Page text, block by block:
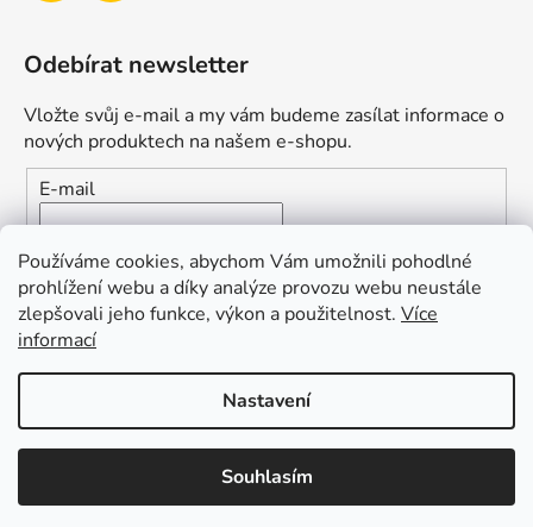
Používáme cookies, abychom Vám umožnili pohodlné
prohlížení webu a díky analýze provozu webu neustále
zlepšovali jeho funkce, výkon a použitelnost. Více
informací
Nastavení
Souhlasím
Odebírat newsletter
Vložte svůj e-mail a my vám budeme zasílat informace o
nových produktech na našem e-shopu.
E-mail
Vložením e-mailu souhlasíte s
podmínkami ochrany
osobních údajů
PŘIHLÁSIT SE
Vytvořil Shoptet
Duofishing. Všechna práva vyhrazena.
Upravit nastavení cookies